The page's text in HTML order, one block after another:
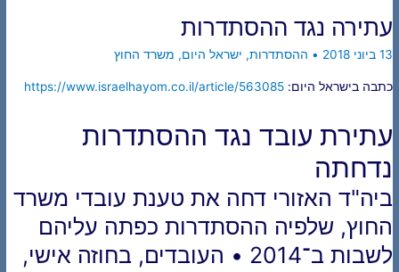
עתירה נגד ההסתדרות
13 ביוני 2018 • ההסתדרות, ישראל היום, משרד החוץ
כתבה בישראל היום: https://www.israelhayom.co.il/article/563085
עתירת עובד נגד ההסתדרות
נדחתה
ביה"ד האזורי דחה את טענת עובדי משרד
החוץ, שלפיה ההסתדרות כפתה עליהם
לשבות ב־2014 • העובדים, בחוזה אישי,